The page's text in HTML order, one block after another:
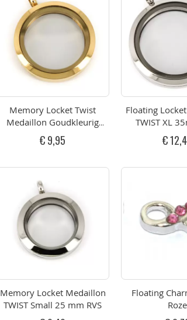
Memory Locket Twist
Medaillon Goudkleurig
30mm RVS
€ 9,95
Floating
TWIST XL
€
Memory Locket Medaillon
TWIST Small 25 mm RVS
Floating
Roze